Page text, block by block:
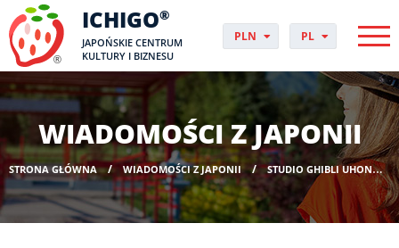
ICHIGO®
JAPOŃSKIE CENTRUM
KULTURY I BIZNESU
PLN
USD
CHF
DKK
NOK
SEK
HUF
PL
DA
DE
EN
ES
FR
HR
HU
WIADOMOŚCI Z JAPONII
STRONA GŁÓWNA WIADOMOŚCI Z JAPONII STUDIO GHIBLI UHONOROWANE HONOROWĄ ZŁOTĄ PALMĄ NA FESTIWALU FILMOWYM W CANNES